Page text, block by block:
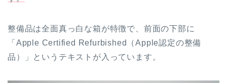
整備品は全面真っ白な箱が特徴で、前面の下部に
「Apple Certified Refurbished（Apple認定の整備
品）」というテキストが入っています。